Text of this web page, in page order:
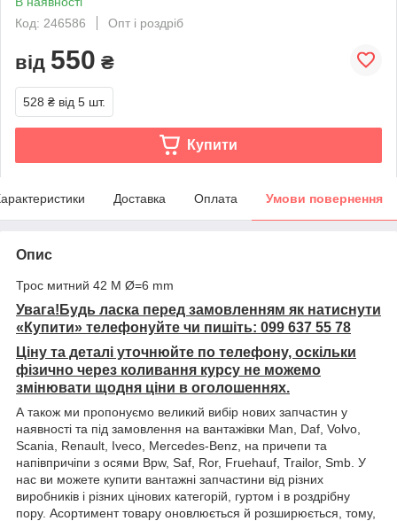
Код: 246586
Опт і роздріб
від 550 ₴
528 ₴ від 5 шт.
Купити
Доставка Оплата Умови повернення
Опис
Трос митний 42 М Ø=6 mm
Увага!Будь ласка перед замовленням як натиснути
«Купити» телефонуйте чи пишіть: 099 637 55 78
Ціну та деталі уточнюйте по телефону, оскільки
фізично через коливання курсу не можемо
змінювати щодня ціни в оголошеннях.
А також ми пропонуємо великий вибір нових запчастин у
наявності та під замовлення на вантажівки Man, Daf, Volvo,
Scania, Renault, Iveco, Mercedes-Benz, на причепи та
напівпричіпи з осями Bpw, Saf, Ror, Fruehauf, Trailor, Smb. У
нас ви можете купити вантажні запчастини від різних
виробників і різних цінових категорій, гуртом і в роздрібну
пору. Асортимент товару оновлюється й розширюється, тому,